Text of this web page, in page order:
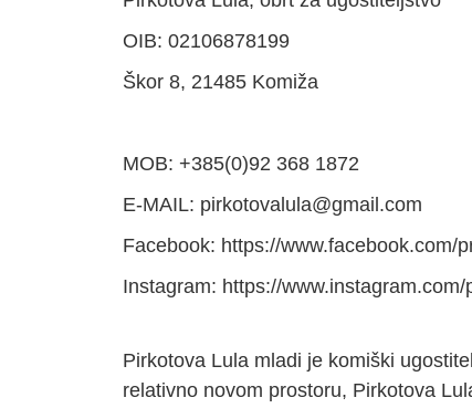
OIB: 02106878199
Škor 8, 21485 Komiža
MOB: +385(0)92 368 1872
E-MAIL: pirkotovalula@gmail.com
Facebook: https://www.facebook.com/
Instagram: https://www.instagram.com/
Pirkotova Lula mladi je komiški
relativno novom prostoru, Pirkotova